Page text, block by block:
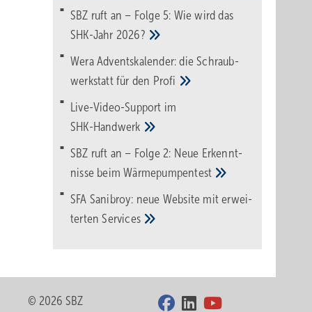
SBZ ruft an – Folge 5: Wie wird das
SHK-Jahr 2026?
Wera Adventskalender: die Schraub­
werk­statt für den Pro­fi
Live-Video-Support im
SHK-Handwerk
SBZ ruft an – Folge 2: Neue Erkennt­
nisse beimWärme­pumpen­test
SFA Sanibroy: neue Web­site mit erwei­
tertenServices
© 2026 SBZ